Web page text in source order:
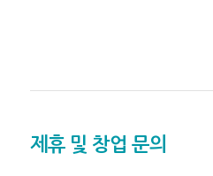
제휴 및 창업 문의